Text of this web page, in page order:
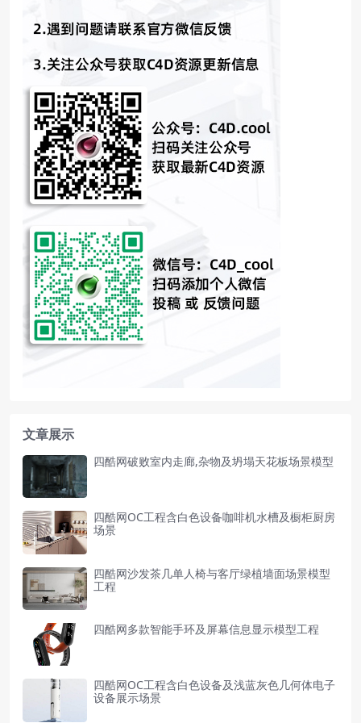
文章展示
四酷网破败室内走廊,杂物及坍塌天花板场景模型
四酷网OC工程含白色设备咖啡机水槽及橱柜厨房
场景
四酷网沙发茶几单人椅与客厅绿植墙面场景模型
工程
四酷网多款智能手环及屏幕信息显示模型工程
四酷网OC工程含白色设备及浅蓝灰色几何体电子
设备展示场景